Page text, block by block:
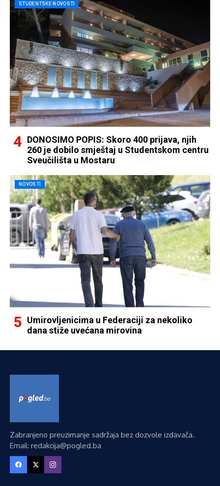
STUDENTSKE NOVOSTI
DONOSIMO POPIS: Skoro 400 prijava, njih
260 je dobilo smještaj u Studentskom centru
Sveučilišta u Mostaru
NOVOSTI
Umirovljenicima u Federaciji za nekoliko
dana stiže uvećana mirovina
Zabranjeno preuzimanje sadržaja bez dozvole izdavača.
Email: redakcija@pogled.ba